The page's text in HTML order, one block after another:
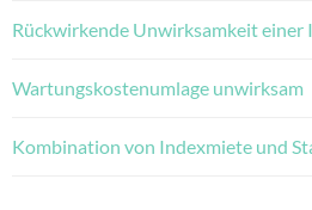
Rückwirkende Unwirksamkeit einer
Wartungskostenumlage unwirksam
Kombination von Indexmiete und